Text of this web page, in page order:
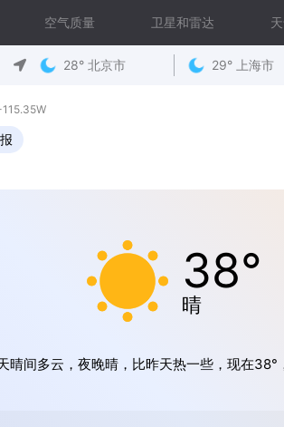
空气质量 卫星和雷达
28° 北京市 29° 上海市
38°
晴
晴间多云，夜晚晴，比昨天热一些，现在38°